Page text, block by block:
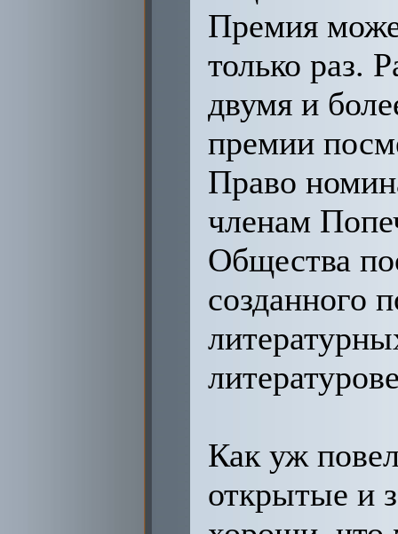
Премия
только раз.
двумя и
премии
Право
членам
Общества
созданного
Как уж
открытые и